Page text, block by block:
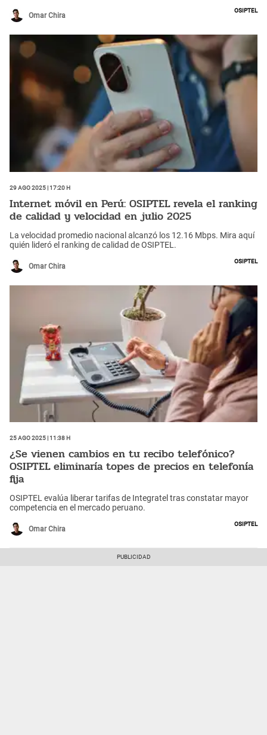
Omar Chira
Osiptel
29 Ago 2025 | 17:20 h
Internet móvil en Perú: OSIPTEL revela el ranking
de calidad y velocidad en julio 2025
La velocidad promedio nacional alcanzó los 12.16 Mbps. Mira aquí
quién lideró el ranking de calidad de OSIPTEL.
Omar Chira
Osiptel
25 Ago 2025 | 11:38 h
¿Se vienen cambios en tu recibo telefónico?
OSIPTEL eliminaría topes de precios en telefonía
fija
OSIPTEL evalúa liberar tarifas de Integratel tras constatar mayor
competencia en el mercado peruano.
Omar Chira
Osiptel